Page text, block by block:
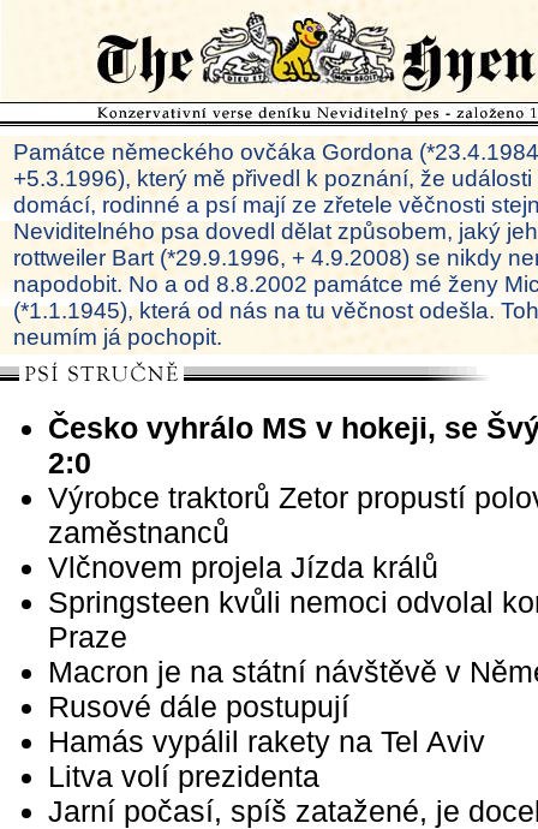
Památce německého ovčáka Gordona
+5.3.1996), který mě přivedl k poznání, že
domácí, rodinné a psí mají ze zřetele věčnosti
Neviditelného psa dovedl dělat způsobem, jaký
rottweiler Bart (*29.9.1996, + 4.9.2008) se nikdy
napodobit. No a od 8.8.2002 památce mé ženy
(*1.1.1945), která od nás na tu věčnost odešla.
neumím já pochopit.
Česko vyhrálo MS v hokeji, se
2:0
Výrobce traktorů Zetor propustí
zaměstnanců
Vlčnovem projela Jízda králů
Springsteen kvůli nemoci odvolal
Praze
Macron je na státní návštěvě v
Rusové dále postupují
Hamás vypálil rakety na Tel Aviv
Litva volí prezidenta
Jarní počasí, spíš zatažené, je